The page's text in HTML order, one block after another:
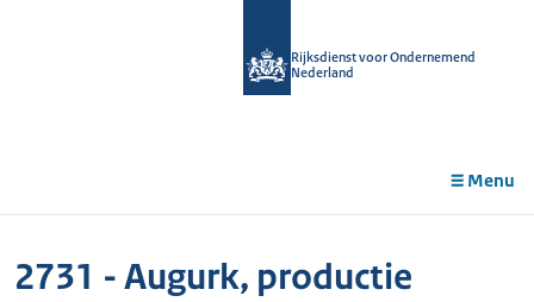
Rijksdienst voor Ondernemend
Nederland
Menu
2731 - Augurk, productie